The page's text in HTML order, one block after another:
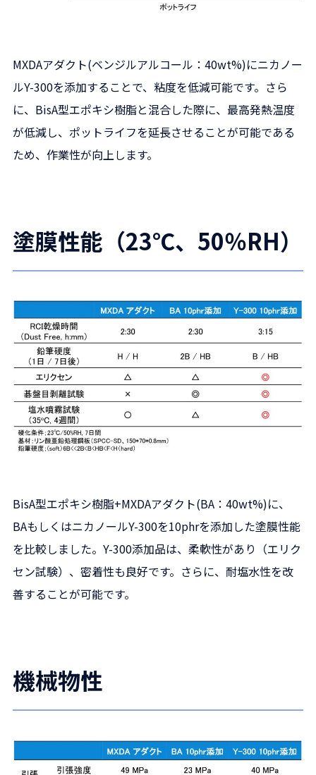
MXDAアダクト(ベンジルアルコール：40wt%)にニカノー
ルY-300を添加することで、粘度を低減可能です。さら
に、BisA型エポキシ樹脂と混合した際に、最高発熱温度
が低減し、ポットライフを延長させることが可能である
ため、作業性が向上します。
塗膜性能（23℃、50％RH）
BisA型エポキシ樹脂+MXDAアダクト(BA：40wt%)に、
BAもしくはニカノールY-300を10phrを添加した塗膜性能
を比較しました。Y-300添加品は、柔軟性があり（エリク
セン試験）、密着性も良好です。さらに、耐塩水性を改
善することが可能です。
機械物性